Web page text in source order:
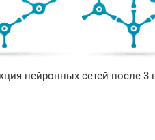
нейронных сетей после 3